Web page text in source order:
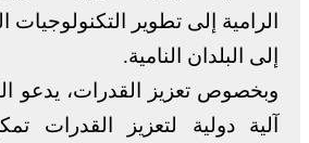
الرامية إلى تطوير التكنولوجيات
إلى البلدان النامية.
وبخصوص تعزيز القدرات، يدعو
آلية دولية لتعزيز القدرات